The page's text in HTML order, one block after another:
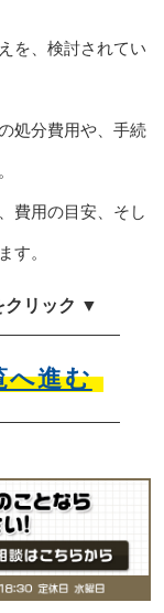
を、検討されてい
処分費用や、手続
費用の目安、そし
す。
クリック ▼
へ進む